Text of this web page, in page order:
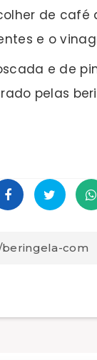
de café
e o
e de
pelas